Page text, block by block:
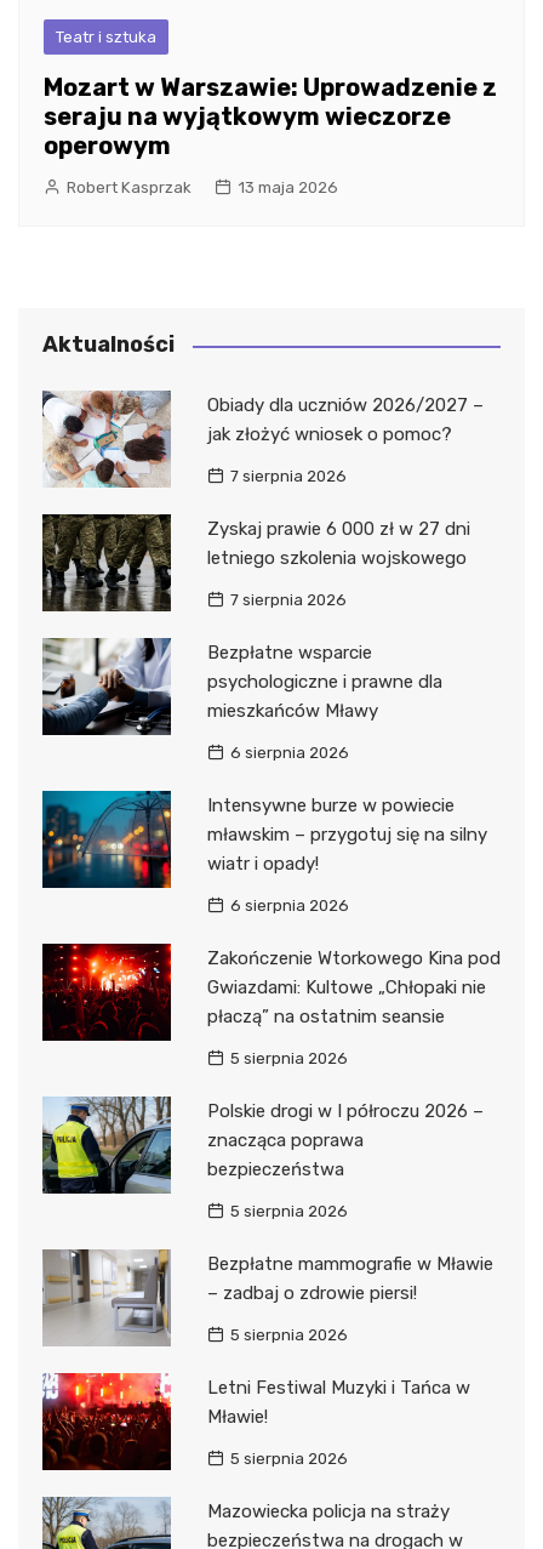
Teatr i sztuka
Mozart w Warszawie: Uprowadzenie z
seraju na wyjątkowym wieczorze
operowym
Robert Kasprzak 13 maja 2026
Aktualności
Obiady dla uczniów 2026/2027 –
jak złożyć wniosek o pomoc?
7 sierpnia 2026
Zyskaj prawie 6 000 zł w 27 dni
letniego szkolenia wojskowego
7 sierpnia 2026
Bezpłatne wsparcie
psychologiczne i prawne dla
mieszkańców Mławy
6 sierpnia 2026
Intensywne burze w powiecie
mławskim – przygotuj się na silny
wiatr i opady!
6 sierpnia 2026
Zakończenie Wtorkowego Kina pod
Gwiazdami: Kultowe „Chłopaki nie
płaczą” na ostatnim seansie
5 sierpnia 2026
Polskie drogi w I półroczu 2026 –
znacząca poprawa
bezpieczeństwa
5 sierpnia 2026
Bezpłatne mammografie w Mławie
– zadbaj o zdrowie piersi!
5 sierpnia 2026
Letni Festiwal Muzyki i Tańca w
Mławie!
5 sierpnia 2026
Mazowiecka policja na straży
bezpieczeństwa na drogach w